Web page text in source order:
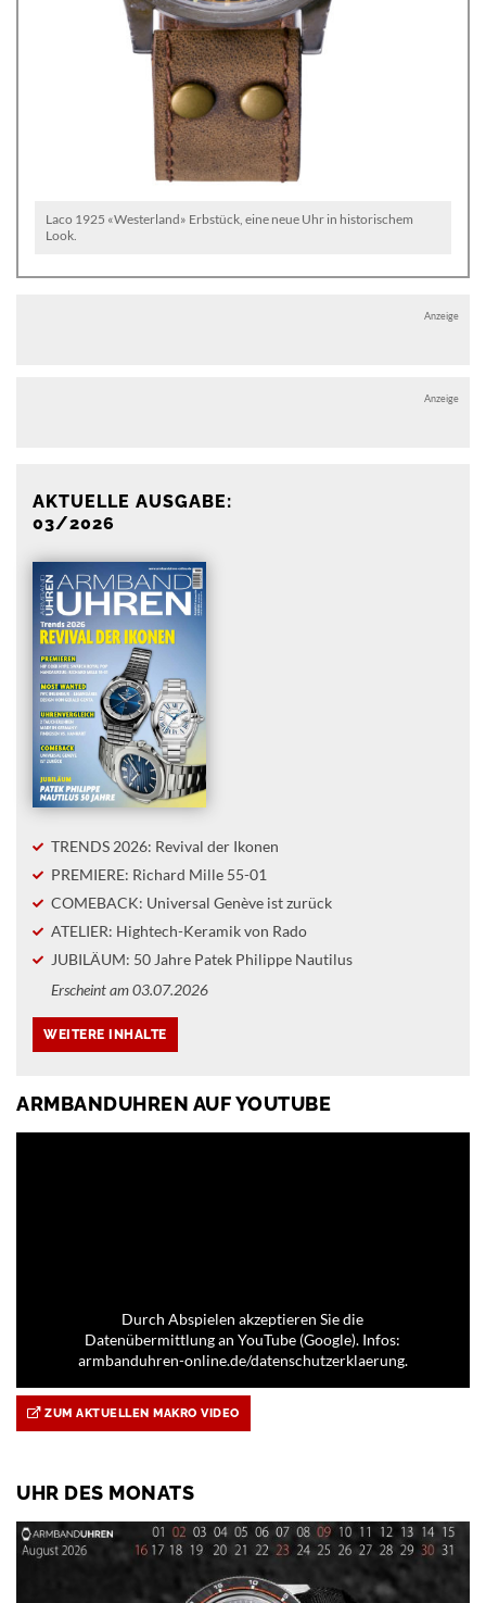
Laco 1925 «Westerland» Erbstück, eine neue Uhr in historischem
Look.
Anzeige
Anzeige
AKTUELLE AUSGABE:
03/2026
TRENDS 2026: Revival der Ikonen
PREMIERE: Richard Mille 55-01
COMEBACK: Universal Genève ist zurück
ATELIER: Hightech-Keramik von Rado
JUBILÄUM: 50 Jahre Patek Philippe Nautilus
Erscheint am 03.07.2026
ARMBANDUHREN AUF YOUTUBE
Durch Abspielen akzeptieren Sie die
Datenübermittlung an YouTube (Google). Infos:
armbanduhren-online.de/datenschutzerklaerung.
ZUM AKTUELLEN MAKRO VIDEO
UHR DES MONATS